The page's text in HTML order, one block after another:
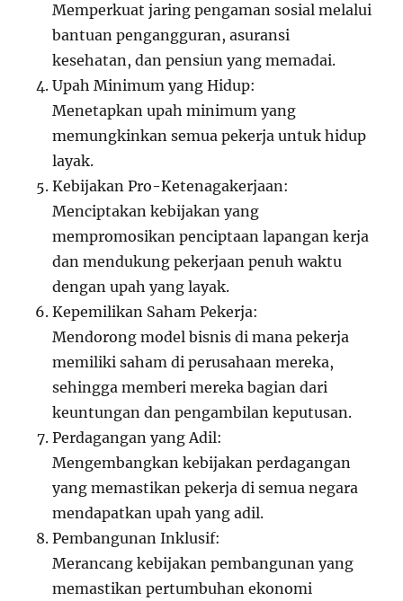
Memperkuat jaring pengaman sosial melalui
bantuan pengangguran, asuransi
kesehatan, dan pensiun yang memadai.
Upah Minimum yang Hidup:
Menetapkan upah minimum yang
memungkinkan semua pekerja untuk hidup
layak.
Kebijakan Pro-Ketenagakerjaan:
Menciptakan kebijakan yang
mempromosikan penciptaan lapangan kerja
dan mendukung pekerjaan penuh waktu
dengan upah yang layak.
Kepemilikan Saham Pekerja:
Mendorong model bisnis di mana pekerja
memiliki saham di perusahaan mereka,
sehingga memberi mereka bagian dari
keuntungan dan pengambilan keputusan.
Perdagangan yang Adil:
Mengembangkan kebijakan perdagangan
yang memastikan pekerja di semua negara
mendapatkan upah yang adil.
Pembangunan Inklusif:
Merancang kebijakan pembangunan yang
memastikan pertumbuhan ekonomi